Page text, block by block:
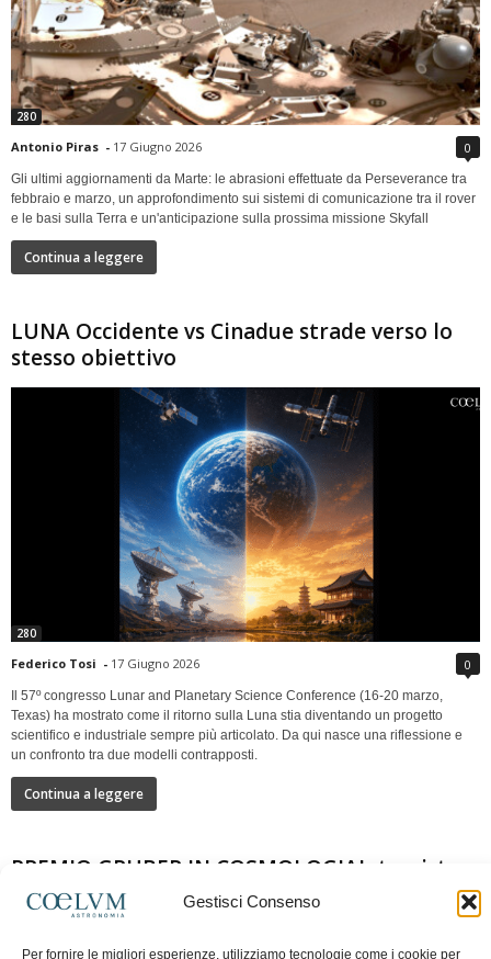
Gestisci Consenso
Per fornire le migliori esperienze, utilizziamo tecnologie come i cookie per
280
Antonio Piras - 17 Giugno 2026 0
Gli ultimi aggiornamenti da Marte: le abrasioni effettuate da Perseverance tra
febbraio e marzo, un approfondimento sui sistemi di comunicazione tra il rover
e le basi sulla Terra e un'anticipazione sulla prossima missione Skyfall
Continua a leggere
LUNA Occidente vs Cinadue strade verso lo
stesso obiettivo
280
Federico Tosi - 17 Giugno 2026 0
Il 57º congresso Lunar and Planetary Science Conference (16-20 marzo,
Texas) ha mostrato come il ritorno sulla Luna stia diventando un progetto
scientifico e industriale sempre più articolato. Da qui nasce una riflessione e
un confronto tra due modelli contrapposti.
Continua a leggere
PREMIO GRUBER IN COSMOLOGIAIntervista a
Nazzareno Mandolesi